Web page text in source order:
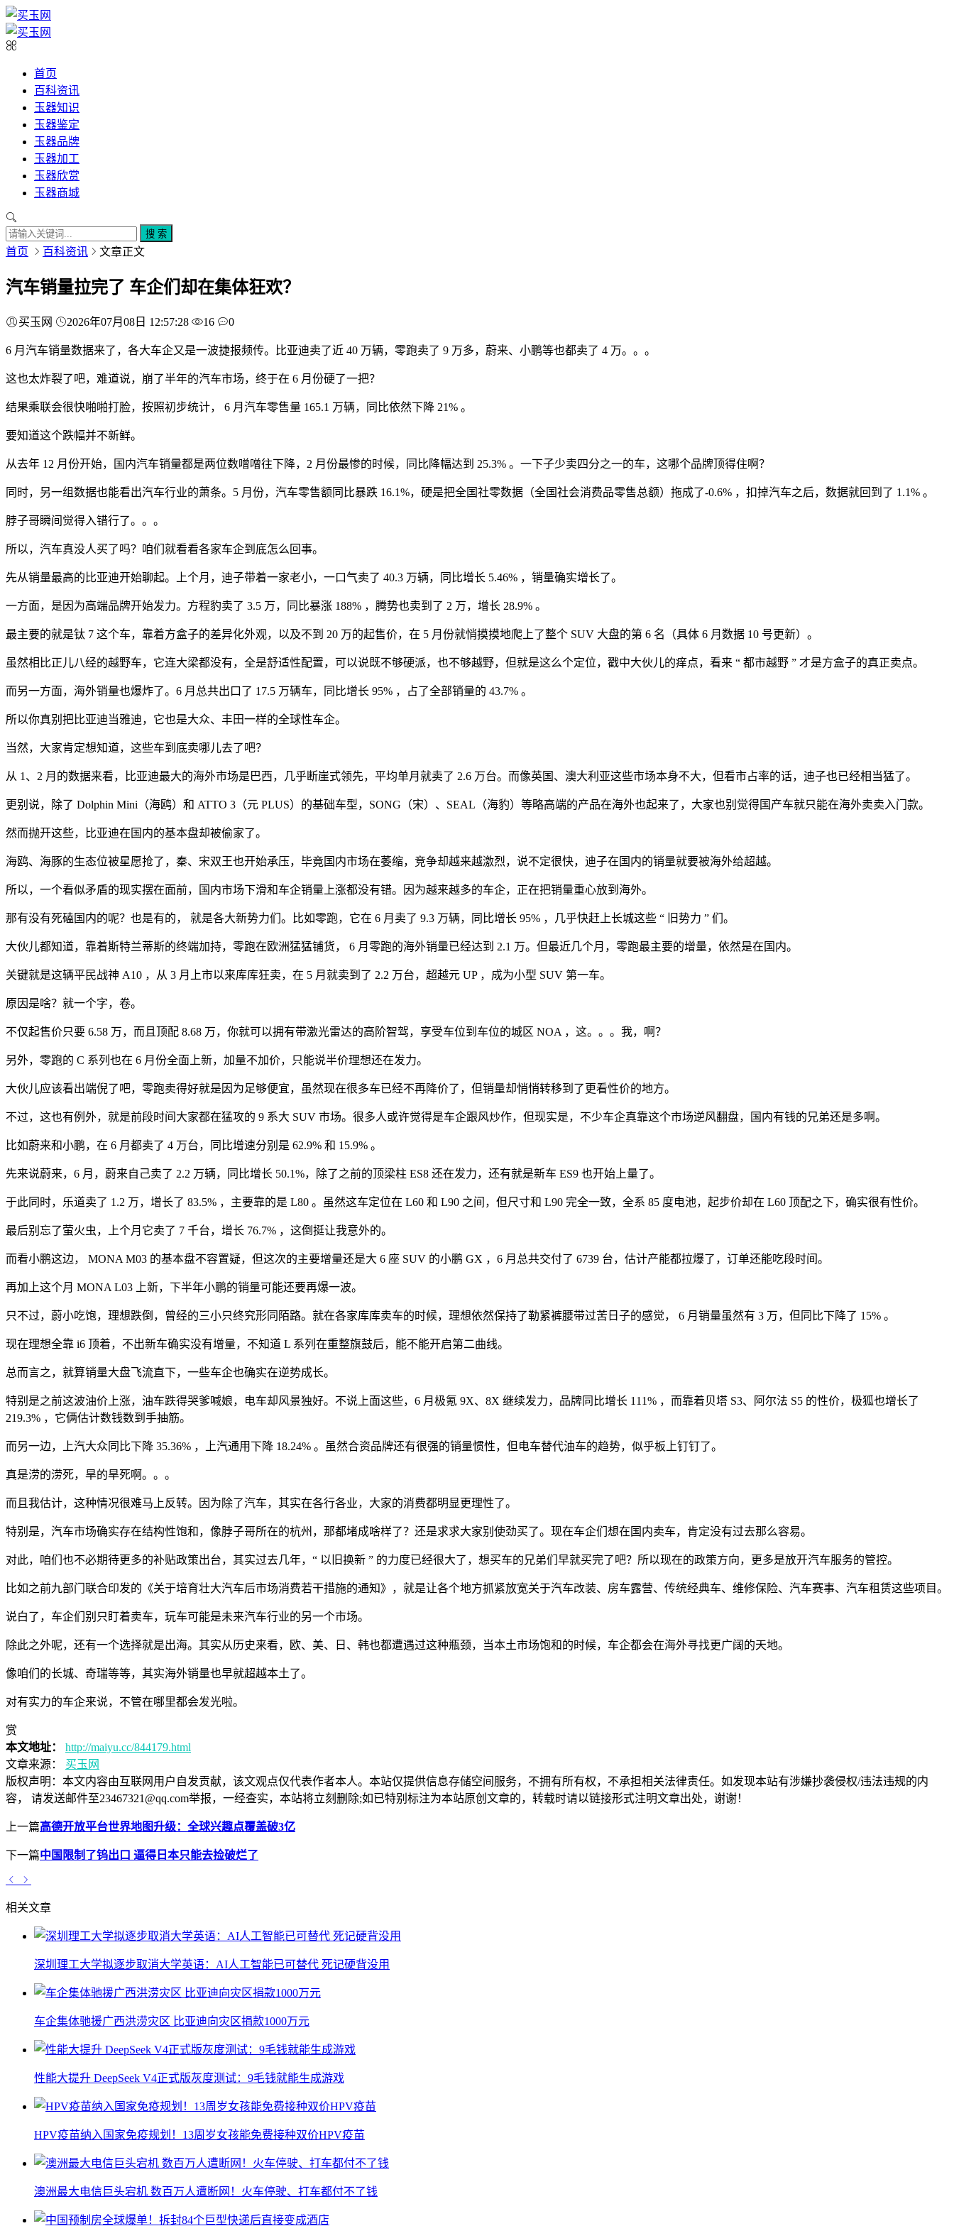
首页
百科资讯
玉器知识
玉器鉴定
玉器品牌
玉器加工
玉器欣赏
玉器商城
搜 索
首页 百科资讯 文章正文
汽车销量拉完了 车企们却在集体狂欢？
买玉网 2026年07月08日 12:57:28 16 0
6 月汽车销量数据来了，各大车企又是一波捷报频传。比亚迪卖了近 40 万辆，零跑卖了 9 万多，蔚来、小鹏等也都卖了 4 万。。。
这也太炸裂了吧，难道说，崩了半年的汽车市场，终于在 6 月份硬了一把？
结果乘联会很快啪啪打脸，按照初步统计， 6 月汽车零售量 165.1 万辆，同比依然下降 21% 。
要知道这个跌幅并不新鲜。
从去年 12 月份开始，国内汽车销量都是两位数噌噌往下降，2 月份最惨的时候，同比降幅达到 25.3% 。一下子少卖四分之一的车，这哪个品牌顶得住啊？
同时，另一组数据也能看出汽车行业的萧条。5 月份，汽车零售额同比暴跌 16.1%，硬是把全国社零数据（全国社会消费品零售总额）拖成了-0.6% ，扣掉汽车之后，数据就回到了 1.1% 。
脖子哥瞬间觉得入错行了。。。
所以，汽车真没人买了吗？咱们就看看各家车企到底怎么回事。
先从销量最高的比亚迪开始聊起。上个月，迪子带着一家老小，一口气卖了 40.3 万辆，同比增长 5.46% ，销量确实增长了。
一方面，是因为高端品牌开始发力。方程豹卖了 3.5 万，同比暴涨 188% ，腾势也卖到了 2 万，增长 28.9% 。
最主要的就是钛 7 这个车，靠着方盒子的差异化外观，以及不到 20 万的起售价，在 5 月份就悄摸摸地爬上了整个 SUV 大盘的第 6 名（具体 6 月数据 10 号更新）。
虽然相比正儿八经的越野车，它连大梁都没有，全是舒适性配置，可以说既不够硬派，也不够越野，但就是这么个定位，戳中大伙儿的痒点，看来 “ 都市越野 ” 才是方盒子的真正卖点。
而另一方面，海外销量也爆炸了。6 月总共出口了 17.5 万辆车，同比增长 95% ，占了全部销量的 43.7% 。
所以你真别把比亚迪当雅迪，它也是大众、丰田一样的全球性车企。
当然，大家肯定想知道，这些车到底卖哪儿去了吧？
从 1、2 月的数据来看，比亚迪最大的海外市场是巴西，几乎断崖式领先，平均单月就卖了 2.6 万台。而像英国、澳大利亚这些市场本身不大，但看市占率的话，迪子也已经相当猛了。
更别说，除了 Dolphin Mini（海鸥）和 ATTO 3（元 PLUS）的基础车型，SONG（宋）、SEAL（海豹）等略高端的产品在海外也起来了，大家也别觉得国产车就只能在海外卖卖入门款。
然而抛开这些，比亚迪在国内的基本盘却被偷家了。
海鸥、海豚的生态位被星愿抢了，秦、宋双王也开始承压，毕竟国内市场在萎缩，竞争却越来越激烈，说不定很快，迪子在国内的销量就要被海外给超越。
所以，一个看似矛盾的现实摆在面前，国内市场下滑和车企销量上涨都没有错。因为越来越多的车企，正在把销量重心放到海外。
那有没有死磕国内的呢？也是有的， 就是各大新势力们。比如零跑，它在 6 月卖了 9.3 万辆，同比增长 95% ，几乎快赶上长城这些 “ 旧势力 ” 们。
大伙儿都知道，靠着斯特兰蒂斯的终端加持，零跑在欧洲猛猛铺货， 6 月零跑的海外销量已经达到 2.1 万。但最近几个月，零跑最主要的增量，依然是在国内。
关键就是这辆平民战神 A10 ，从 3 月上市以来库库狂卖，在 5 月就卖到了 2.2 万台，超越元 UP ，成为小型 SUV 第一车。
原因是啥？就一个字，卷。
不仅起售价只要 6.58 万，而且顶配 8.68 万，你就可以拥有带激光雷达的高阶智驾，享受车位到车位的城区 NOA ，这。。。我，啊？
另外，零跑的 C 系列也在 6 月份全面上新，加量不加价，只能说半价理想还在发力。
大伙儿应该看出端倪了吧，零跑卖得好就是因为足够便宜，虽然现在很多车已经不再降价了，但销量却悄悄转移到了更看性价的地方。
不过，这也有例外，就是前段时间大家都在猛攻的 9 系大 SUV 市场。很多人或许觉得是车企跟风炒作，但现实是，不少车企真靠这个市场逆风翻盘，国内有钱的兄弟还是多啊。
比如蔚来和小鹏，在 6 月都卖了 4 万台，同比增速分别是 62.9% 和 15.9% 。
先来说蔚来，6 月，蔚来自己卖了 2.2 万辆，同比增长 50.1%，除了之前的顶梁柱 ES8 还在发力，还有就是新车 ES9 也开始上量了。
于此同时，乐道卖了 1.2 万，增长了 83.5% ，主要靠的是 L80 。虽然这车定位在 L60 和 L90 之间，但尺寸和 L90 完全一致，全系 85 度电池，起步价却在 L60 顶配之下，确实很有性价。
最后别忘了萤火虫，上个月它卖了 7 千台，增长 76.7% ，这倒挺让我意外的。
而看小鹏这边， MONA M03 的基本盘不容置疑，但这次的主要增量还是大 6 座 SUV 的小鹏 GX ，6 月总共交付了 6739 台，估计产能都拉爆了，订单还能吃段时间。
再加上这个月 MONA L03 上新，下半年小鹏的销量可能还要再爆一波。
只不过，蔚小吃饱，理想跌倒，曾经的三小只终究形同陌路。就在各家库库卖车的时候，理想依然保持了勒紧裤腰带过苦日子的感觉， 6 月销量虽然有 3 万，但同比下降了 15% 。
现在理想全靠 i6 顶着，不出新车确实没有增量，不知道 L 系列在重整旗鼓后，能不能开启第二曲线。
总而言之，就算销量大盘飞流直下，一些车企也确实在逆势成长。
特别是之前这波油价上涨，油车跌得哭爹喊娘，电车却风景独好。不说上面这些，6 月极氪 9X、8X 继续发力，品牌同比增长 111% ，而靠着贝塔 S3、阿尔法 S5 的性价，极狐也增长了
219.3% ，它俩估计数钱数到手抽筋。
而另一边，上汽大众同比下降 35.36% ，上汽通用下降 18.24% 。虽然合资品牌还有很强的销量惯性，但电车替代油车的趋势，似乎板上钉钉了。
真是涝的涝死，旱的旱死啊。。。
而且我估计，这种情况很难马上反转。因为除了汽车，其实在各行各业，大家的消费都明显更理性了。
特别是，汽车市场确实存在结构性饱和，像脖子哥所在的杭州，那都堵成啥样了？还是求求大家别使劲买了。现在车企们想在国内卖车，肯定没有过去那么容易。
对此，咱们也不必期待更多的补贴政策出台，其实过去几年，“ 以旧换新 ” 的力度已经很大了，想买车的兄弟们早就买完了吧？所以现在的政策方向，更多是放开汽车服务的管控。
比如之前九部门联合印发的《关于培育壮大汽车后市场消费若干措施的通知》，就是让各个地方抓紧放宽关于汽车改装、房车露营、传统经典车、维修保险、汽车赛事、汽车租赁这些项目。
说白了，车企们别只盯着卖车，玩车可能是未来汽车行业的另一个市场。
除此之外呢，还有一个选择就是出海。其实从历史来看，欧、美、日、韩也都遭遇过这种瓶颈，当本土市场饱和的时候，车企都会在海外寻找更广阔的天地。
像咱们的长城、奇瑞等等，其实海外销量也早就超越本土了。
对有实力的车企来说，不管在哪里都会发光啦。
赏
本文地址：
http://maiyu.cc/844179.html
文章来源：
买玉网
版权声明： 本文内容由互联网用户自发贡献，该文观点仅代表作者本人。本站仅提供信息存储空间服务，不拥有所有权，不承担相关法律责任。如发现本站有涉嫌抄袭侵权/违法违规的内
容， 请发送邮件至23467321@qq.com举报，一经查实，本站将立刻删除;如已特别标注为本站原创文章的，转载时请以链接形式注明文章出处，谢谢！
上一篇高德开放平台世界地图升级：全球兴趣点覆盖破3亿
下一篇中国限制了钨出口 逼得日本只能去捡破烂了
相关文章
深圳理工大学拟逐步取消大学英语：AI人工智能已可替代 死记硬背没用
车企集体驰援广西洪涝灾区 比亚迪向灾区捐款1000万元
性能大提升 DeepSeek V4正式版灰度测试：9毛钱就能生成游戏
HPV疫苗纳入国家免疫规划！13周岁女孩能免费接种双价HPV疫苗
澳洲最大电信巨头宕机 数百万人遭断网！火车停驶、打车都付不了钱